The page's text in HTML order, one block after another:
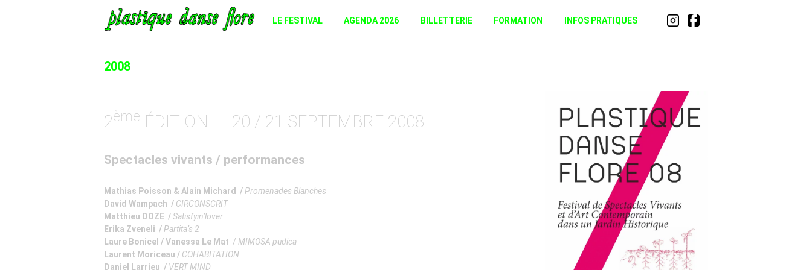
LE FESTIVAL AGENDA 2026 BILLETTERIE FORMATION INFOS PRATIQUES
2008
2ème ÉDITION – 20 / 21 SEPTEMBRE 2008
Spectacles vivants / performances
Mathias Poisson & Alain Michard /Promenades Blanches
David Wampach / CIRCONSCRIT
Matthieu DOZE /Satisfyin’lover
Erika Zveneli /Partita’s 2
Laure Bonicel / Vanessa Le Mat / MIMOSA pudica
Laurent Moriceau / COHABITATION
Daniel Larrieu / VERT MIND